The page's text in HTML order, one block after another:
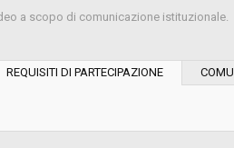
a scopo di comunicazione istituzionale.
REQUISITI DI PARTECIPAZIONE